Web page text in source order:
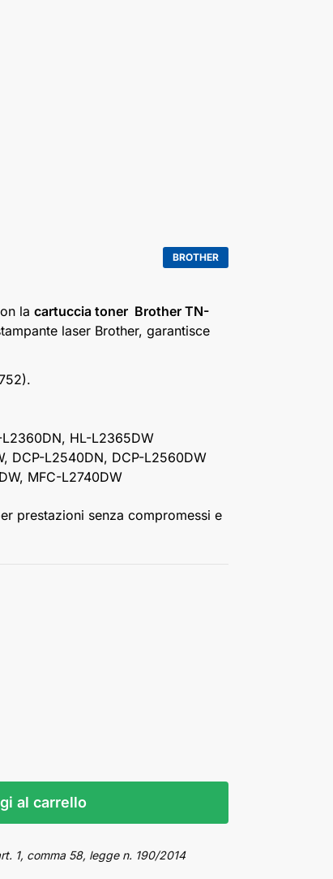
BROTHER
la cartuccia toner Brother TN-
laser Brother, garantisce
HL-L2365DW
DCP-L2540DN, DCP-L2560DW
MFC-L2740DW
prestazioni senza compromessi e
al carrello
1, comma 58, legge n. 190/2014